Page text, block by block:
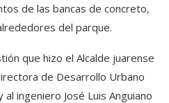
de las bancas de concreto,
del parque.
que hizo el Alcalde juarense
de Desarrollo Urbano
al ingeniero José Luis Anguiano